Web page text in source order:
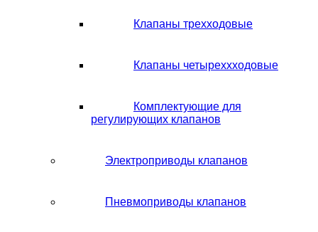
Клапаны трехходовые
Клапаны четыреххходовые
Комплектующие для
регулирующих клапанов
Электроприводы клапанов
Пневмоприводы клапанов